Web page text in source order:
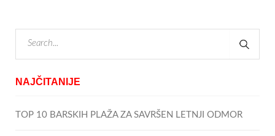
NAJČITANIJE
TOP 10 BARSKIH PLAŽA ZA SAVRŠEN LETNJI ODMOR